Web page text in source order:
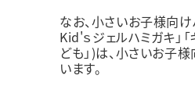
なお、小さいお子様向け
Kid'ｓジェルハミガキ」
ども」)は、小さいお子
います。